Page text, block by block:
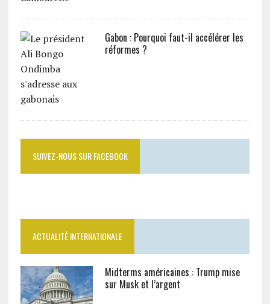
Gabon : Pourquoi faut-il accélérer les
réformes ?
SUIVEZ-NOUS SUR FACEBOOK
ACTUALITÉ INTERNATIONALE
Midterms américaines : Trump mise
sur Musk et l’argent